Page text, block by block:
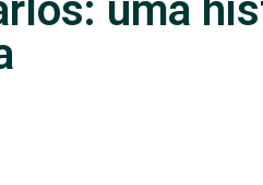
uma